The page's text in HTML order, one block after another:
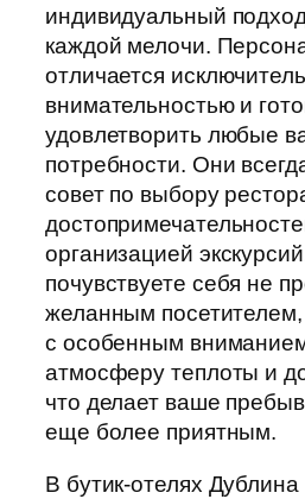
индивидуальный
каждой мелочи.
отличается
внимательностью и
удовлетворить любые
потребности. Они
совет по выбору
организацией
почувствуете себя не
желанным посетителем,
с особенным
атмосферу теплоты и
что делает ваше
еще более приятным.
В бутик-отелях